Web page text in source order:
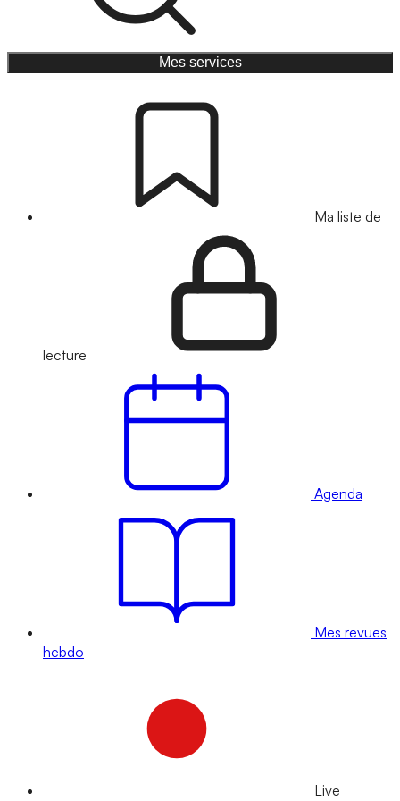
Mes services
Ma liste de
lecture
Agenda
Mes revues
hebdo
Live